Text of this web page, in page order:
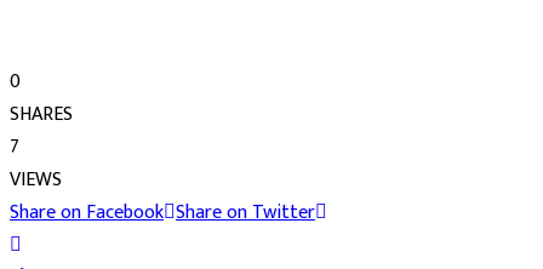
0
SHARES
7
VIEWS
Share on Facebook Share on Twitter